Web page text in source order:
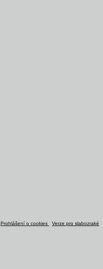
Prohlášení o cookies Verze pro slabozraké